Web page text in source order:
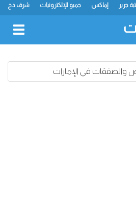
شرف دج جمبو للإلكترونيات إماكس جرير
والصفقات في الإمارات